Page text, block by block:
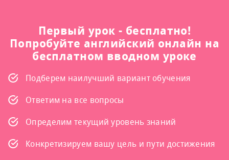
Первый урок - бесплатно!
Попробуйте английский онлайн на
бесплатном вводном уроке
Подберем наилучший вариант обучения
Ответим на все вопросы
Определим текущий уровень знаний
Конкретизируем вашу цель и пути достижения